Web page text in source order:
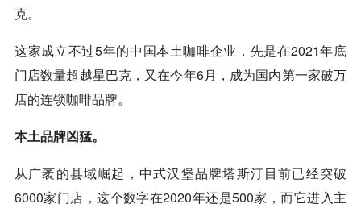
克。
这家成立不过5年的中国本土咖啡企业，先是在2021年底
门店数量超越星巴克，又在今年6月，成为国内第一家破万
店的连锁咖啡品牌。
本土品牌凶猛。
从广袤的县域崛起，中式汉堡品牌塔斯汀目前已经突破
6000家门店，这个数字在2020年还是500家，而它进入主